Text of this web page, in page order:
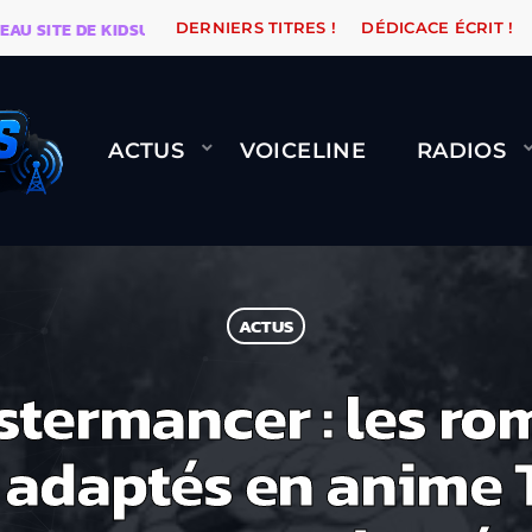
DE KIDSUNE WARÉTRO ORANGE ROAD QUI
DERNIERS TITRES ! DÉDICACE ÉCRIT !
ACTUS VOICELINE RADIOS
ACTUS
: les
en anime